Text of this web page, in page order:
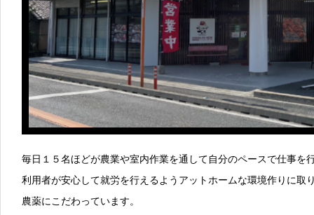
毎日１５名ほどが農業や室内作業を通して自分のペースで仕事を
利用者が安心して就労を行えるようアットホームな環境作りに取
農薬にこだわっています。